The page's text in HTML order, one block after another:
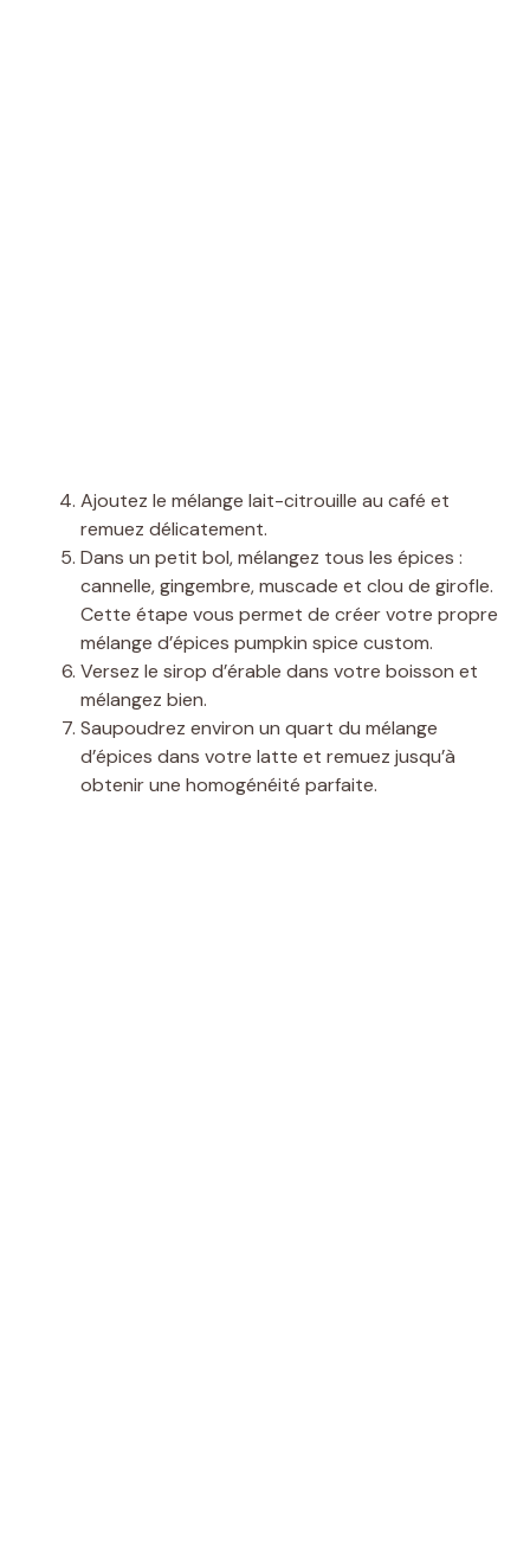
Ajoutez le mélange lait-citrouille au café et
remuez délicatement.
Dans un petit bol, mélangez tous les épices :
cannelle, gingembre, muscade et clou de girofle.
Cette étape vous permet de créer votre propre
mélange d’épices pumpkin spice custom.
Versez le sirop d’érable dans votre boisson et
mélangez bien.
Saupoudrez environ un quart du mélange
d’épices dans votre latte et remuez jusqu’à
obtenir une homogénéité parfaite.